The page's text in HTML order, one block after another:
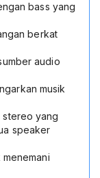
bass yang
berkat
audio
musik
stereo yang
speaker